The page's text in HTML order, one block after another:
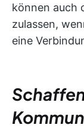
können auch
zulassen,
eine